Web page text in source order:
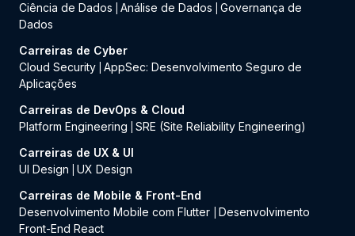
Ciência de Dados
Análise de Dados
Governança de
Dados
Carreiras de Cyber
Cloud Security AppSec: Desenvolvimento Seguro de
Aplicações
Carreiras de DevOps & Cloud
Platform Engineering
SRE (Site Reliability Engineering)
Carreiras de UX & UI
UI Design
UX Design
Carreiras de Mobile & Front-End
Desenvolvimento Mobile com Flutter
Desenvolvimento
Front-End React